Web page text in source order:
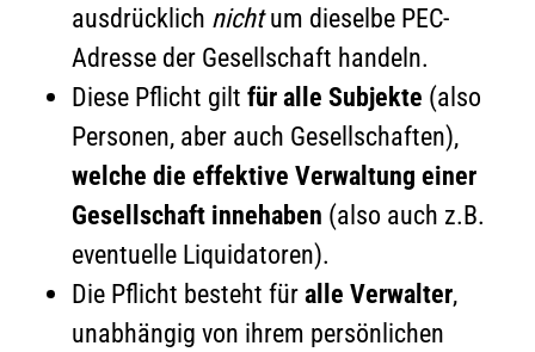
ausdrücklich nichtum dieselbe PEC-
Adresse der Gesellschaft handeln.
Diese Pflicht gilt für alle Subjekte (also
Personen, aber auch Gesellschaften),
welche die effektive Verwaltung einer
Gesellschaft innehaben (also auch z.B.
eventuelle Liquidatoren).
Die Pflicht besteht füralle Verwalter,
unabhängig von ihrem persönlichen